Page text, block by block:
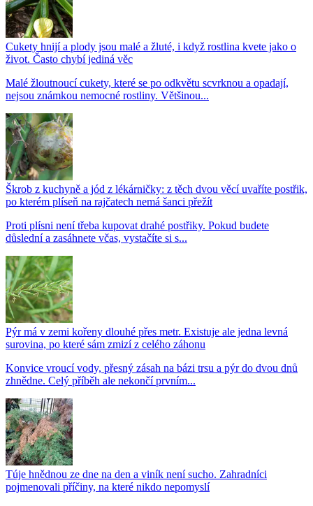
Cukety hnijí a plody jsou malé a žluté, i když rostlina kvete jako o
život. Často chybí jediná věc
Malé žloutnoucí cukety, které se po odkvětu scvrknou a opadají,
nejsou známkou nemocné rostliny. Většinou...
Škrob z kuchyně a jód z lékárničky: z těch dvou věcí uvaříte postřik,
po kterém plíseň na rajčatech nemá šanci přežít
Proti plísni není třeba kupovat drahé postřiky. Pokud budete
důslední a zasáhnete včas, vystačíte si s...
Pýr má v zemi kořeny dlouhé přes metr. Existuje ale jedna levná
surovina, po které sám zmizí z celého záhonu
Konvice vroucí vody, přesný zásah na bázi trsu a pýr do dvou dnů
zhnědne. Celý příběh ale nekončí prvním...
Túje hnědnou ze dne na den a viník není sucho. Zahradníci
pojmenovali příčiny, na které nikdo nepomyslí